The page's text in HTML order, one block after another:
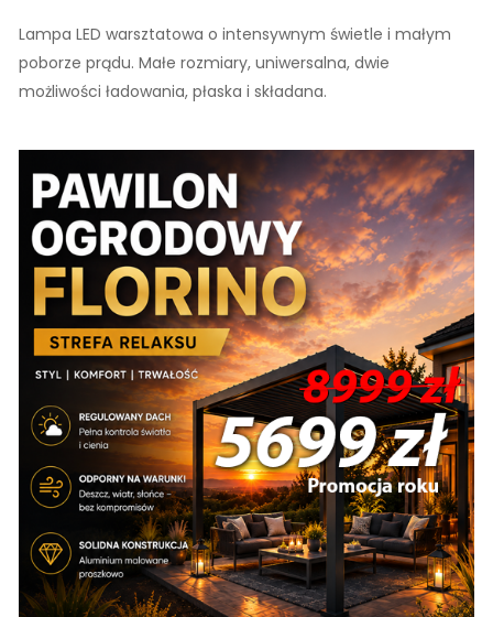
Lampa LED warsztatowa o intensywnym świetle i małym
poborze prądu. Małe rozmiary, uniwersalna, dwie
możliwości ładowania, płaska i składana.